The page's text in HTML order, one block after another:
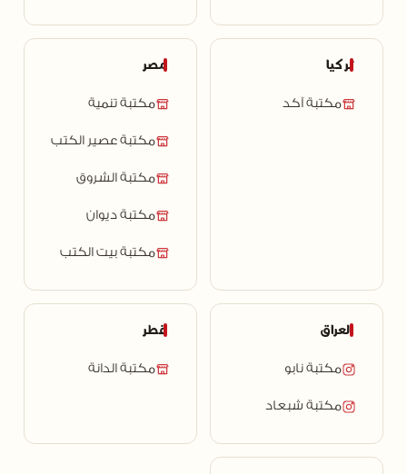
تركيا
مكتبة آكد
مصر
مكتبة تنمية
مكتبة عصير الكتب
مكتبة الشروق
مكتبة ديوان
مكتبة بيت الكتب
العراق
مكتبة نابو
مكتبة شبعاد
قطر
مكتبة الدانة